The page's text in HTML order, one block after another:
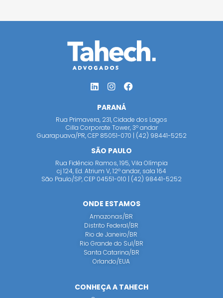
PARANÁ
Rua Primavera, 231, Cidade dos Lagos
Cilla Corporate Tower, 3º andar
Guarapuava/PR, CEP 85051-070 | (42) 98441-5252
SÃO PAULO
Rua Fidêncio Ramos, 195, Vila Olímpia
cj 124, Ed. Atrium V, 12º andar, sala 164
São Paulo/SP, CEP 04551-010 | (42) 98441-5252
ONDE ESTAMOS
Amazonas/BR
Distrito Federal/BR
Rio de Janeiro/BR
Rio Grande do Sul/BR
Santa Catarina/BR
Orlando/EUA
CONHEÇA A TAHECH